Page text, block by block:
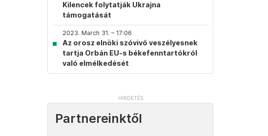
Kilencek folytatják Ukrajna
támogatását
2023. March 31. – 17:06
Az orosz elnöki szóvivő veszélyesnek
tartja Orbán EU-s békefenntartókról
való elmélkedését
Partnereinktől